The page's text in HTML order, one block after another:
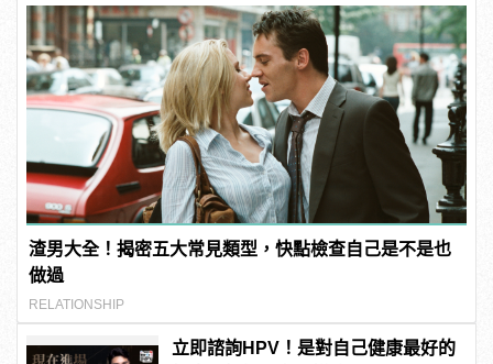
渣男大全！揭密五大常見類型，快點檢查自己是不是也
做過
RELATIONSHIP
立即諮詢HPV！是對自己健康最好的